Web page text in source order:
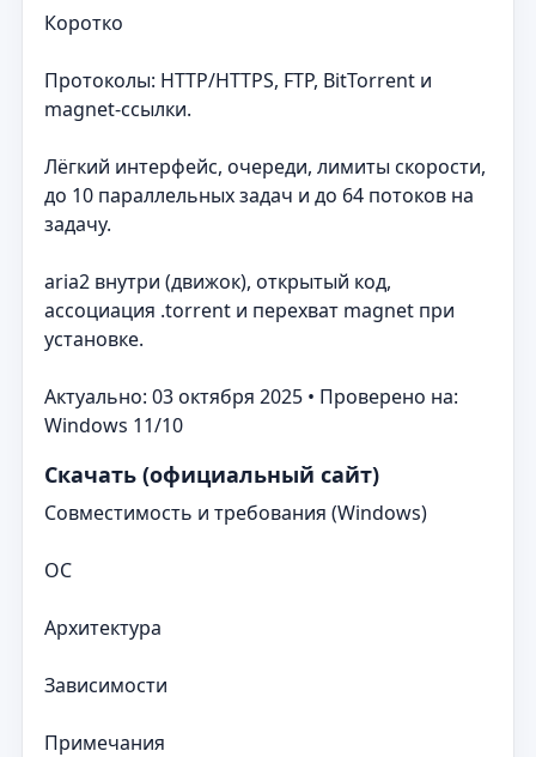
Коротко
Протоколы: HTTP/HTTPS, FTP, BitTorrent и
magnet-ссылки.
Лёгкий интерфейс, очереди, лимиты скорости,
до 10 параллельных задач и до 64 потоков на
задачу.
aria2 внутри (движок), открытый код,
ассоциация .torrent и перехват magnet при
установке.
Актуально: 03 октября 2025 • Проверено на:
Windows 11/10
Скачать (официальный сайт)
Совместимость и требования (Windows)
ОС
Архитектура
Зависимости
Примечания